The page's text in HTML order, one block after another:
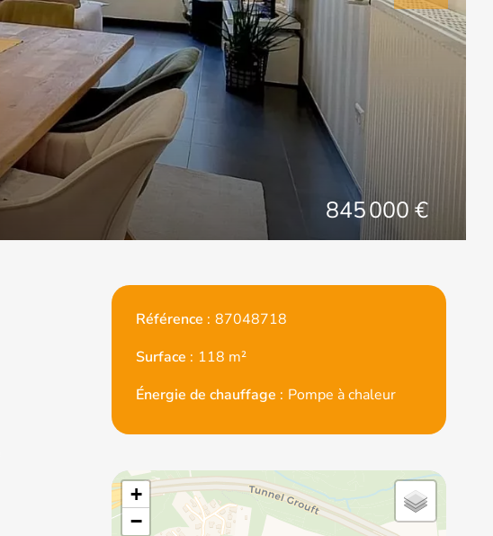
845 000 €
Référence
87048718
Surface
118 m²
Énergie de chauffage
Pompe à chaleur
+
−